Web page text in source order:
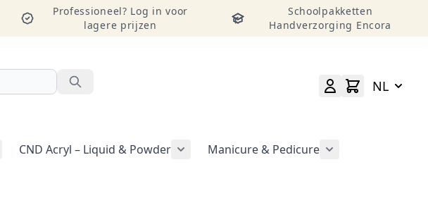
Professioneel? Log in voor
lagere prijzen
Schoolpakketten
Handverzorging Encora
NL
CND Acryl – Liquid & Powder
Manicure & Pedicure